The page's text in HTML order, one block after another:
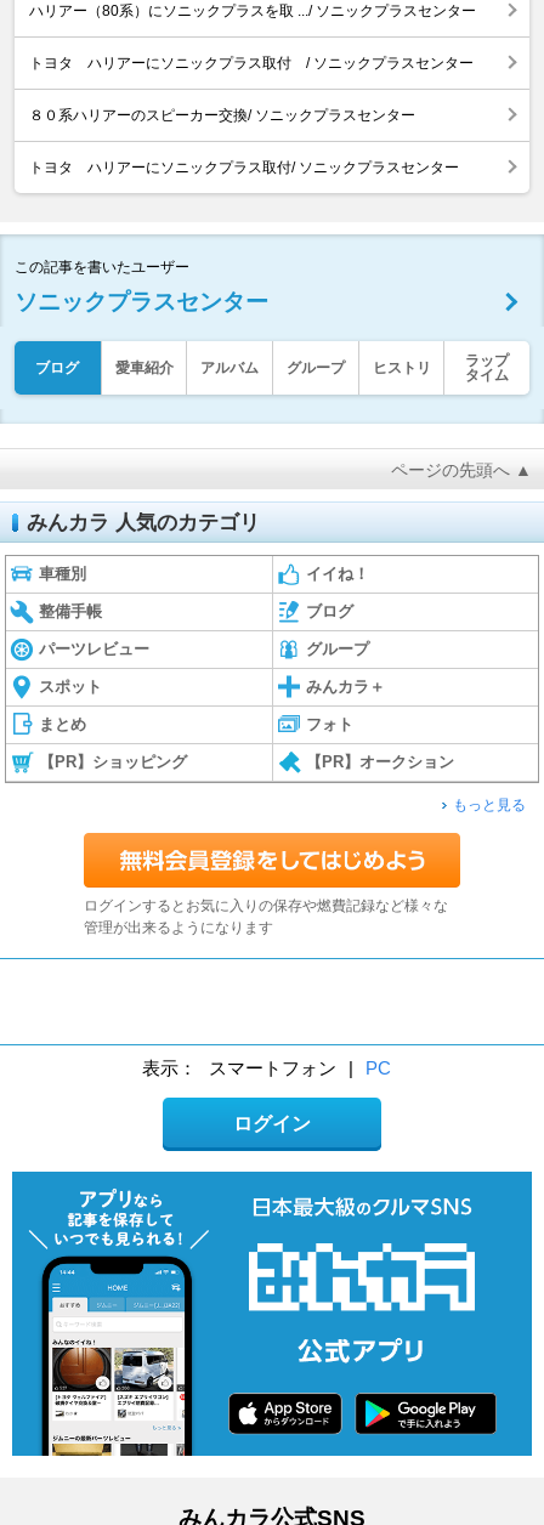
ハリアー（80系）にソニックプラスを取 .../ ソニックプラスセンター
トヨタ ハリアーにソニックプラス取付 / ソニックプラスセンター
８０系ハリアーのスピーカー交換/ ソニックプラスセンター
トヨタ ハリアーにソニックプラス取付/ ソニックプラスセンター
この記事を書いたユーザー
ソニックプラスセンター
ブログ 愛車紹介 アルバム グループ ヒストリ
ラップ
タイム
ページの先頭へ ▲
みんカラ 人気のカテゴリ
車種別 イイね！
整備手帳 ブログ
パーツレビュー グループ
スポット みんカラ＋
まとめ フォト
【PR】ショッピング 【PR】オークション
もっと見る
ログインするとお気に入りの保存や燃費記録など様々な
管理が出来るようになります
表示： スマートフォン | PC
ログイン
みんカラ公式SNS